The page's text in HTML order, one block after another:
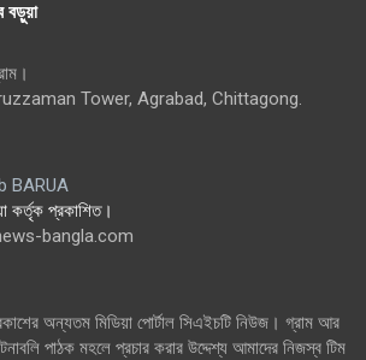
বড়ুয়া
Tower, Agrabad, Chittagong.
BARUA
কর্তৃক প্রকাশিত।
bangla.com
অন্যতম মিডিয়া পোর্টাল সিএইচটি নিউজ। গ্রাম আর
পাঠক মহলে প্রচার করার উদ্দেশ্য আমাদের নিজস্ব টিম